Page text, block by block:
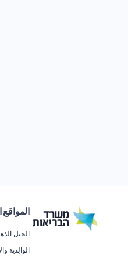
المواقع
الجيل
الوالِدية